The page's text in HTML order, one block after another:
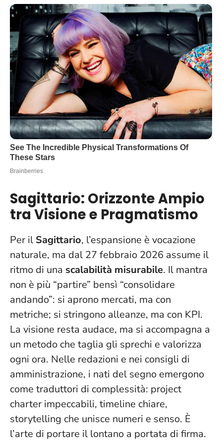
Sagittario: Orizzonte Ampio
tra Visione e Pragmatismo
Per il Sagittario, l’espansione è vocazione
naturale, ma dal 27 febbraio 2026 assume il
ritmo di una scalabilità misurabile. Il mantra
non è più “partire” bensì “consolidare
andando”: si aprono mercati, ma con
metriche; si stringono alleanze, ma con KPI.
La visione resta audace, ma si accompagna a
un metodo che taglia gli sprechi e valorizza
ogni ora. Nelle redazioni e nei consigli di
amministrazione, i nati del segno emergono
come traduttori di complessità: project
charter impeccabili, timeline chiare,
storytelling che unisce numeri e senso. È
l’arte di portare il lontano a portata di firma.